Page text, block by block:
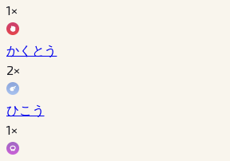
1×
かくとう
2×
ひこう
1×